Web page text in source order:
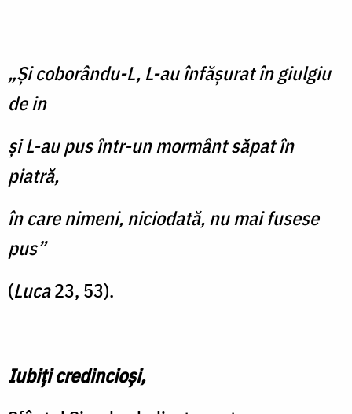
„Și coborându-L, L-au înfășurat în giulgiu
de in
și L-au pus într-un mormânt săpat în
piatră,
în care nimeni, niciodată, nu mai fusese
pus”
(Luca23, 53).
Iubiți credincioși,